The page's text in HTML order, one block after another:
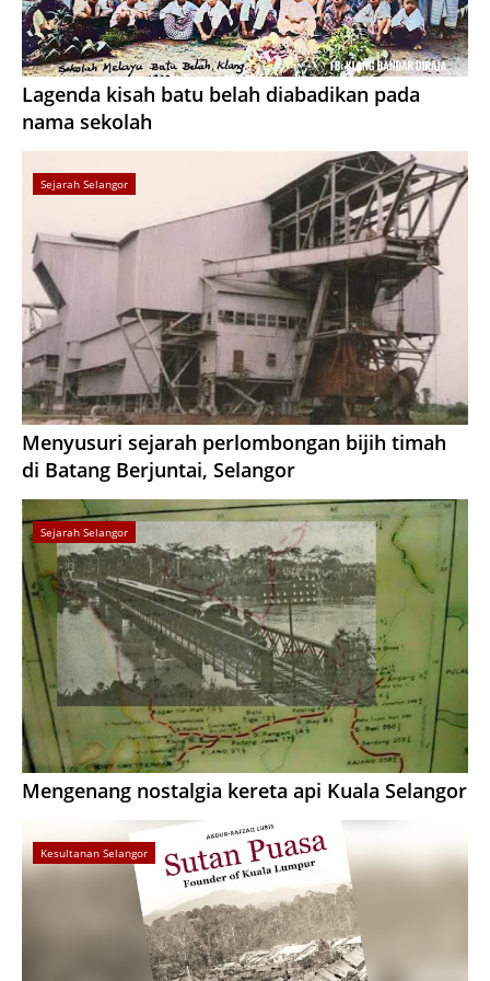
Lagenda kisah batu belah diabadikan pada
nama sekolah
Sejarah Selangor
Menyusuri sejarah perlombongan bijih timah
di Batang Berjuntai, Selangor
Sejarah Selangor
Mengenang nostalgia kereta api Kuala Selangor
Kesultanan Selangor